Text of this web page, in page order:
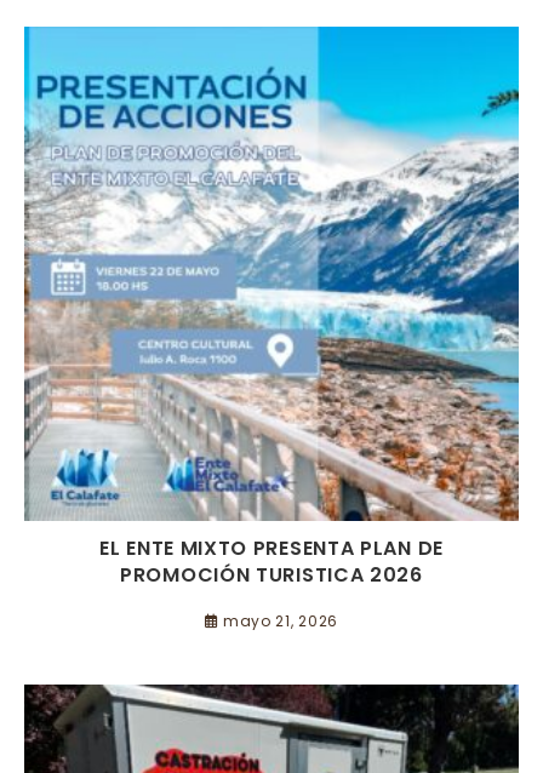
EL ENTE MIXTO PRESENTA PLAN DE
PROMOCIÓN TURISTICA 2026
mayo 21, 2026